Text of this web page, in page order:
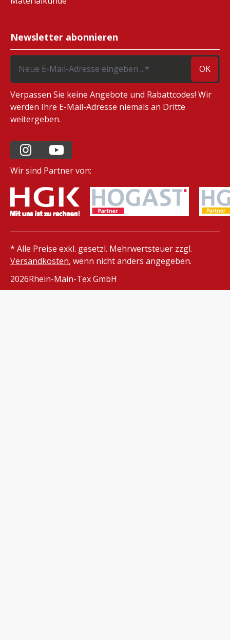
Newsletter abonnieren
OK
Verpassen Sie keine Angebote und Rabattcodes! Wir
werden Ihre E-Mail-Adresse niemals an Dritte
weitergeben.
Wir sind Partner von:
* Alle Preise exkl. gesetzl. Mehrwertsteuer zzgl.
Versandkosten, wenn nicht anders angegeben.
2026Rhein-Main-Tex GmbH